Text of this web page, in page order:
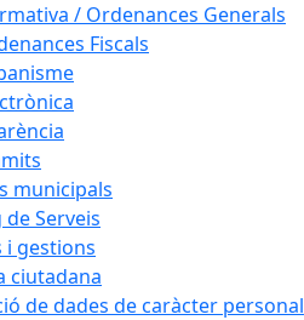
/ Ordenances Generals
Fiscals
municipals
de Serveis
i gestions
ciutadana
de dades de caràcter personal